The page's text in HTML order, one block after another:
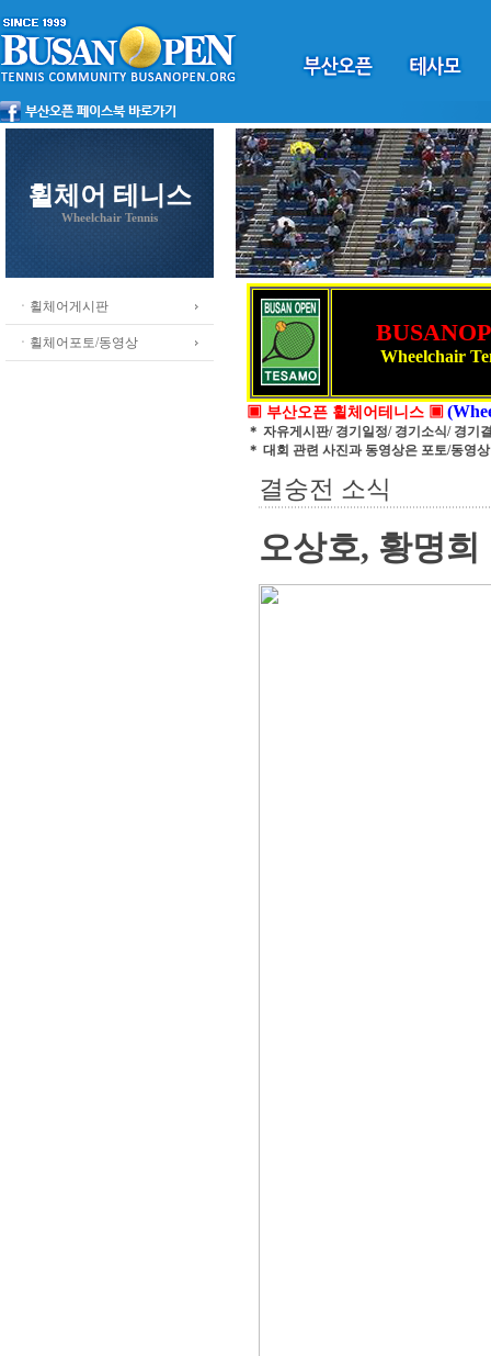
휠체어 테니스
Wheelchair Tennis
ㆍ휠체어게시판
ㆍ휠체어포토/동영상
Wheelchair
▣ 부산오픈 휠체어테니스 ▣
＊ 자유게시판/ 경기일정/ 경기소식/ 경기
＊ 대회 관련 사진과 동영상은 포토/동영
결숭전 소식
오상호, 황명